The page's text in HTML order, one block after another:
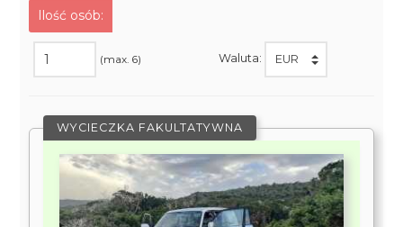
Ilość osób:
(max. 6) Waluta:
WYCIECZKA FAKULTATYWNA